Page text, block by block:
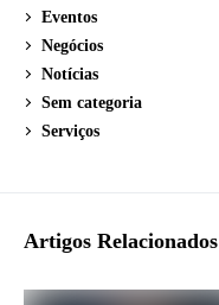
Eventos
Negócios
Notícias
Sem categoria
Serviços
Artigos Relacionados